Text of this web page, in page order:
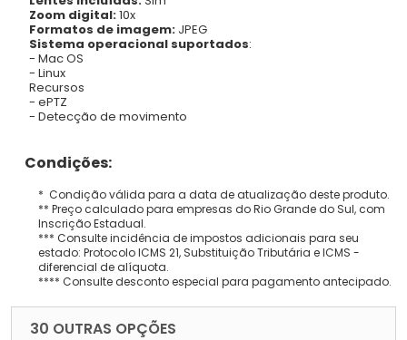
Zoom digital:10x
Formatos de imagem: JPEG
Sistema operacional suportados:
- Mac OS
- Linux
Recursos
- ePTZ
- Detecção de movimento
Condições:
* Condição válida para a data de atualização deste produto.
** Preço calculado para empresas do Rio Grande do Sul, com
Inscrição Estadual.
*** Consulte incidência de impostos adicionais para seu
estado: Protocolo ICMS 21, Substituição Tributária e ICMS -
diferencial de alíquota.
**** Consulte desconto especial para pagamento antecipado.
30 OUTRAS OPÇÕES